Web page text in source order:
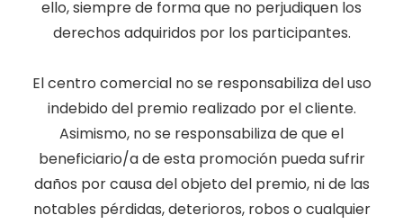
ello, siempre de forma que no perjudiquen los
derechos adquiridos por los participantes.
El centro comercial no se responsabiliza del uso
indebido del premio realizado por el cliente.
Asimismo, no se responsabiliza de que el
beneficiario/a de esta promoción pueda sufrir
daños por causa del objeto del premio, ni de las
notables pérdidas, deterioros, robos o cualquier